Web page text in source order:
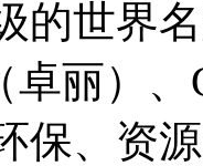
的世界
卓丽）
保、资